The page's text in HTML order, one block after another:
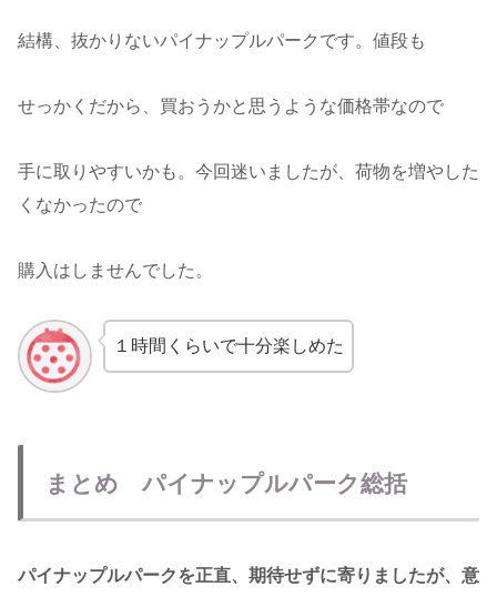
結構、抜かりないパイナップルパークです。値段も
せっかくだから、買おうかと思うような価格帯なので
手に取りやすいかも。今回迷いましたが、荷物を増やした
くなかったので
購入はしませんでした。
１時間くらいで十分楽しめた
まとめ パイナップルパーク総括
パイナップルパークを正直、期待せずに寄りましたが、意